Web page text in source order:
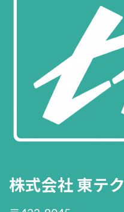
株式会社 東テク